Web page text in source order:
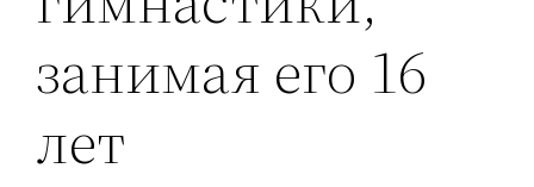
занимая его 16
лет